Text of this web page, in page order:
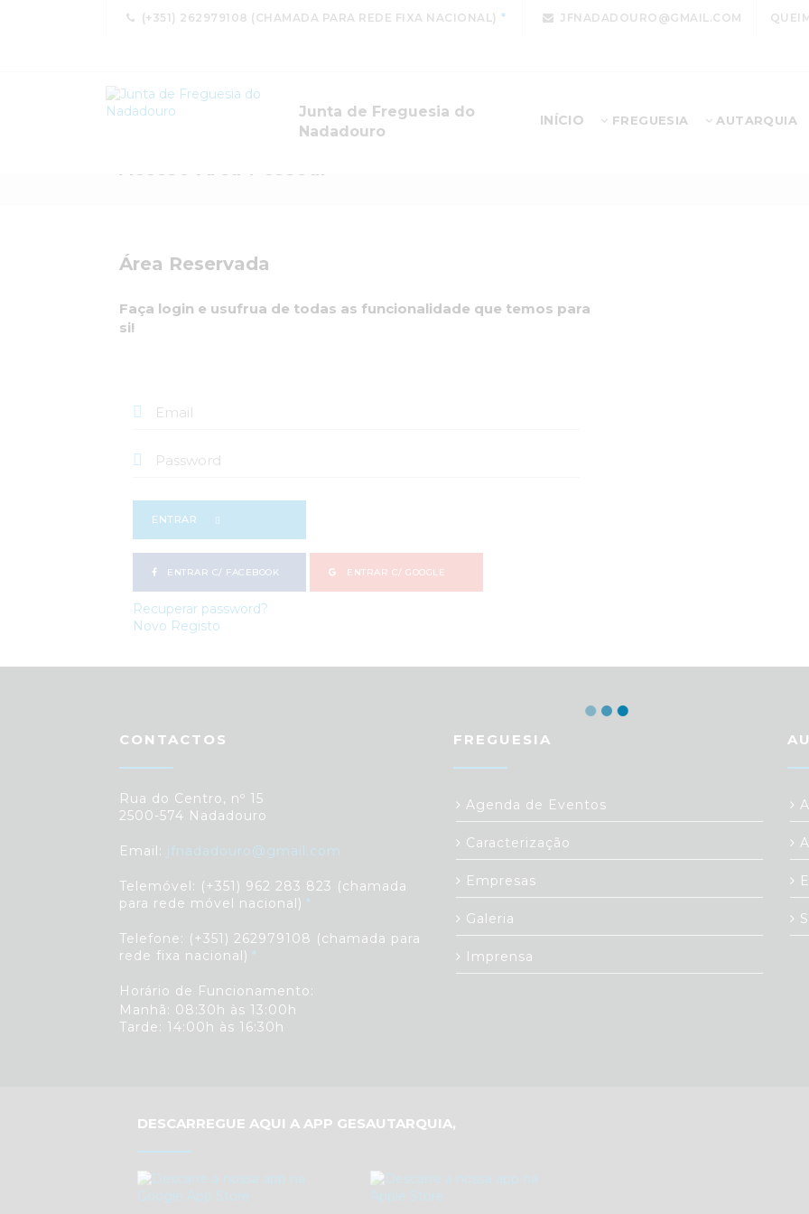
(+351) 262979108 (CHAMADA PARA REDE FIXA NACIONAL) JFNADADOURO@GMAIL.COM
Junta de Freguesia do
Nadadouro
INÍCIO FREGUESIA AUTARQUIA
Acesso Área Pessoal
Área Reservada
Faça login e usufrua de todas as funcionalidade que temos para
si!
ENTRAR
ENTRAR C/ FACEBOOK ENTRAR C/ GOOGLE
Recuperar password?
Novo Registo
CONTACTOS
Rua do Centro, nº 15
2500-574 Nadadouro
Email: jfnadadouro@gmail.com
Telemóvel: (+351) 962 283 823 (chamada
para rede móvel nacional)
Telefone: (+351) 262979108 (chamada para
rede fixa nacional)
Horário de Funcionamento:
Manhã: 08:30h às 13:00h
Tarde: 14:00h às 16:30h
FREGUESIA
Agenda de Eventos
Caracterização
Empresas
Galeria
Imprensa
DESCARREGUE AQUI A APP GESAUTARQUIA,